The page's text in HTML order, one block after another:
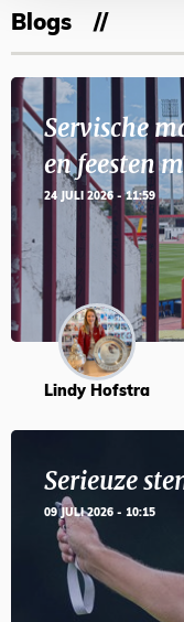
Blogs
Servische
en feesten
24 JULI 2026 - 11:59
Lindy Hofstra
Serieuze
09 JULI 2026 - 10:15